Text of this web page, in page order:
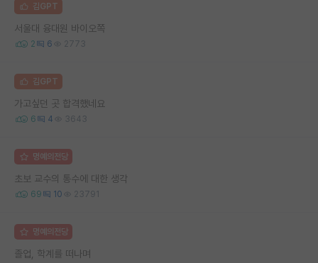
김GPT
서울대 융대원 바이오쪽
2 6 2773
김GPT
가고싶던 곳 합격했네요
6 4 3643
명예의전당
초보 교수의 통수에 대한 생각
69 10 23791
명예의전당
졸업, 학계를 떠나며